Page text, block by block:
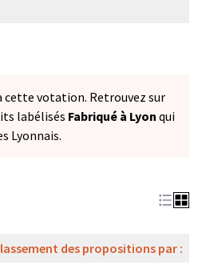
cette votation. Retrouvez sur
labélisés Fabriqué à Lyon qui
Lyonnais.
des propositions par :